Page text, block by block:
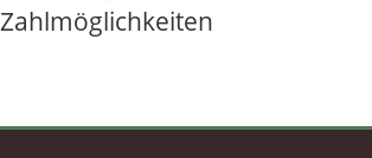
Zahlmöglichkeiten